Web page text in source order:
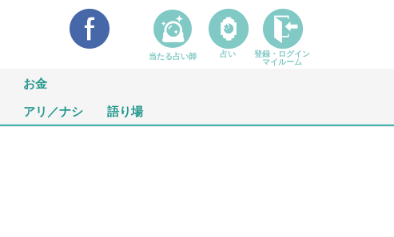
お金
アリ／ナシ 語り場
当たる占い師 占い
登録・ログイン
マイルーム